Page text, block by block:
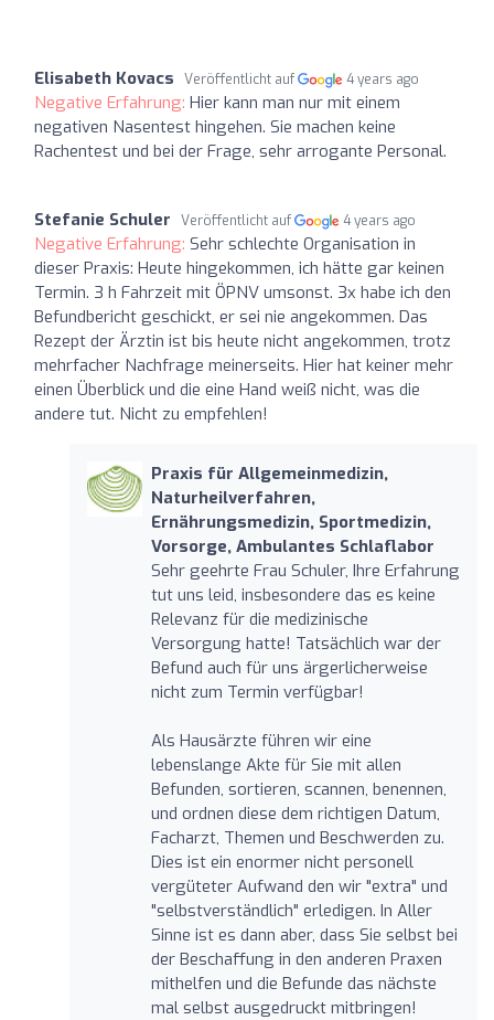
Elisabeth Kovacs Veröffentlicht auf 4 years ago
Negative Erfahrung: Hier kann man nur mit einem
negativen Nasentest hingehen. Sie machen keine
Rachentest und bei der Frage, sehr arrogante Personal.
Stefanie Schuler Veröffentlicht auf 4 years ago
Negative Erfahrung: Sehr schlechte Organisation in
dieser Praxis: Heute hingekommen, ich hätte gar keinen
Termin. 3 h Fahrzeit mit ÖPNV umsonst. 3x habe ich den
Befundbericht geschickt, er sei nie angekommen. Das
Rezept der Ärztin ist bis heute nicht angekommen, trotz
mehrfacher Nachfrage meinerseits. Hier hat keiner mehr
einen Überblick und die eine Hand weiß nicht, was die
andere tut. Nicht zu empfehlen!
Praxis für Allgemeinmedizin,
Naturheilverfahren,
Ernährungsmedizin, Sportmedizin,
Vorsorge, Ambulantes Schlaflabor
Sehr geehrte Frau Schuler, Ihre Erfahrung
tut uns leid, insbesondere das es keine
Relevanz für die medizinische
Versorgung hatte! Tatsächlich war der
Befund auch für uns ärgerlicherweise
nicht zum Termin verfügbar!
Als Hausärzte führen wir eine
lebenslange Akte für Sie mit allen
Befunden, sortieren, scannen, benennen,
und ordnen diese dem richtigen Datum,
Facharzt, Themen und Beschwerden zu.
Dies ist ein enormer nicht personell
vergüteter Aufwand den wir "extra" und
"selbstverständlich" erledigen. In Aller
Sinne ist es dann aber, dass Sie selbst bei
der Beschaffung in den anderen Praxen
mithelfen und die Befunde das nächste
mal selbst ausgedruckt mitbringen!